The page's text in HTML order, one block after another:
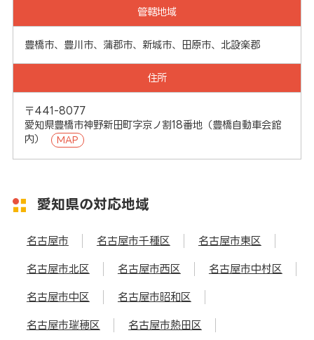
管轄地域
豊橋市、豊川市、蒲郡市、新城市、田原市、北設楽郡
住所
〒441-8077
愛知県豊橋市神野新田町字京ノ割18番地（豊橋自動車会館
内）
MAP
愛知県の対応地域
名古屋市 名古屋市千種区 名古屋市東区
名古屋市北区 名古屋市西区 名古屋市中村区
名古屋市中区 名古屋市昭和区
名古屋市瑞穂区 名古屋市熱田区